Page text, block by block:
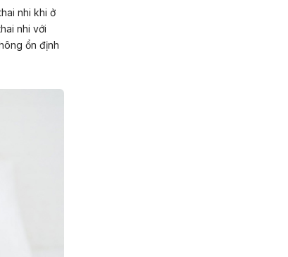
nhi khi ở
nhi với
ổn định